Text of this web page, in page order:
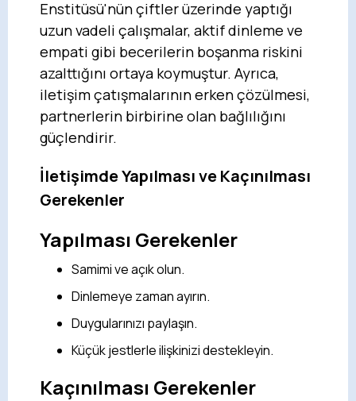
Enstitüsü'nün çiftler üzerinde yaptığı
uzun vadeli çalışmalar, aktif dinleme ve
empati gibi becerilerin boşanma riskini
azalttığını ortaya koymuştur. Ayrıca,
iletişim çatışmalarının erken çözülmesi,
partnerlerin birbirine olan bağlılığını
güçlendirir.
İletişimde Yapılması ve Kaçınılması
Gerekenler
Yapılması Gerekenler
Samimi ve açık olun.
Dinlemeye zaman ayırın.
Duygularınızı paylaşın.
Küçük jestlerle ilişkinizi destekleyin.
Kaçınılması Gerekenler